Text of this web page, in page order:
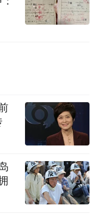
就要放肆狂欢，
个夏天，“就做不
过炫彩夜跑趴，让
初心，放肆Feng